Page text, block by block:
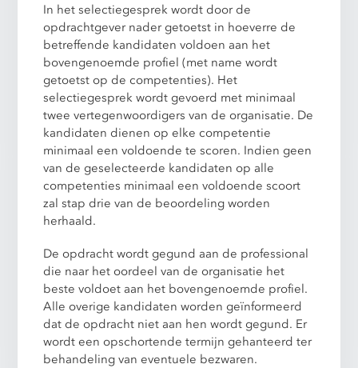
In het selectiegesprek wordt door de
opdrachtgever nader getoetst in hoeverre de
betreffende kandidaten voldoen aan het
bovengenoemde profiel (met name wordt
getoetst op de competenties). Het
selectiegesprek wordt gevoerd met minimaal
twee vertegenwoordigers van de organisatie. De
kandidaten dienen op elke competentie
minimaal een voldoende te scoren. Indien geen
van de geselecteerde kandidaten op alle
competenties minimaal een voldoende scoort
zal stap drie van de beoordeling worden
herhaald.
De opdracht wordt gegund aan de professional
die naar het oordeel van de organisatie het
beste voldoet aan het bovengenoemde profiel.
Alle overige kandidaten worden geïnformeerd
dat de opdracht niet aan hen wordt gegund. Er
wordt een opschortende termijn gehanteerd ter
behandeling van eventuele bezwaren.